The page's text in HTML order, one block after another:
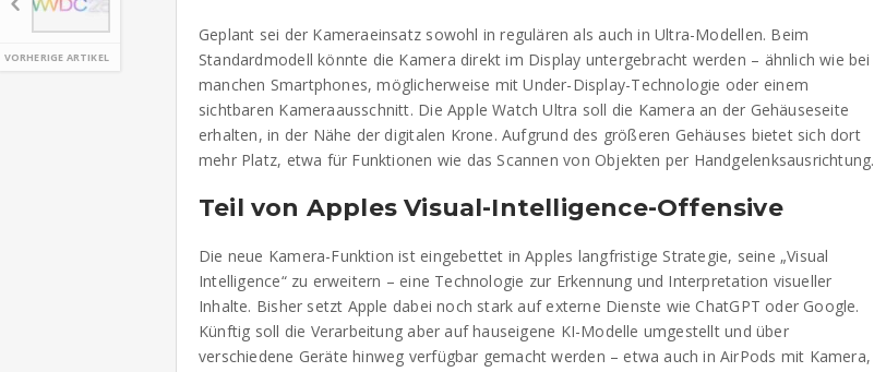
VORHERIGE ARTIKEL
Geplant sei der Kameraeinsatz sowohl in regulären als auch in Ultra-Modellen. Beim
Standardmodell könnte die Kamera direkt im Display untergebracht werden – ähnlich wie bei
manchen Smartphones, möglicherweise mit Under-Display-Technologie oder einem
sichtbaren Kameraausschnitt. Die Apple Watch Ultra soll die Kamera an der Gehäuseseite
erhalten, in der Nähe der digitalen Krone. Aufgrund des größeren Gehäuses bietet sich dort
mehr Platz, etwa für Funktionen wie das Scannen von Objekten per Handgelenksausrichtung.
Teil von Apples Visual-Intelligence-Offensive
Die neue Kamera-Funktion ist eingebettet in Apples langfristige Strategie, seine „Visual
Intelligence“ zu erweitern – eine Technologie zur Erkennung und Interpretation visueller
Inhalte. Bisher setzt Apple dabei noch stark auf externe Dienste wie ChatGPT oder Google.
Künftig soll die Verarbeitung aber auf hauseigene KI-Modelle umgestellt und über
verschiedene Geräte hinweg verfügbar gemacht werden – etwa auch in AirPods mit Kamera,